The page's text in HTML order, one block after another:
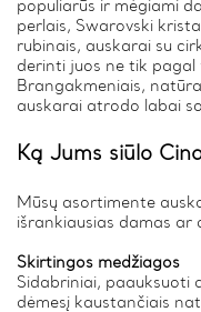
populiarūs ir mėgiami
perlais, Swarovski
rubinais, auskarai su
derinti juos ne tik pagal
Brangakmeniais,
auskarai atrodo labai
Ką Jums siūlo
Mūsų asortimente
išrankiausias damas ar
Skirtingos medžiagos
Sidabriniai, paauksuoti
dėmesį kaustančiais